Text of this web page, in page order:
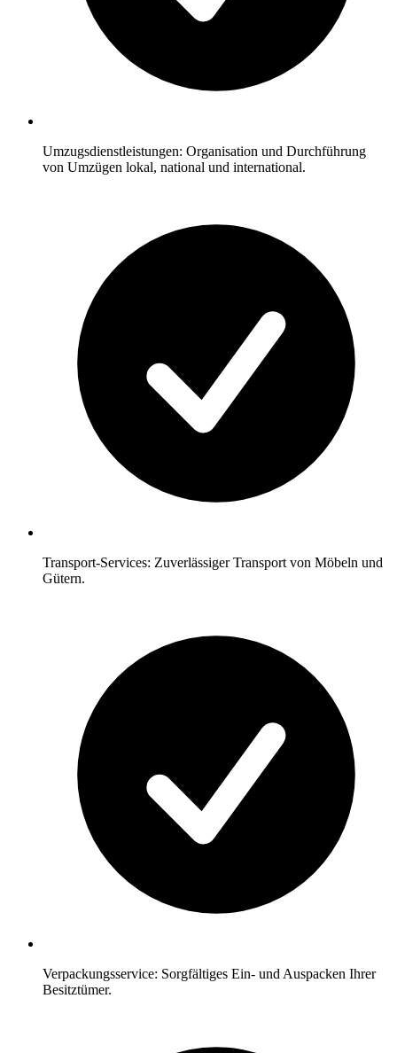
Umzugsdienstleistungen: Organisation und Durchführung
von Umzügen lokal, national und international.
Transport-Services: Zuverlässiger Transport von Möbeln und
Gütern.
Verpackungsservice: Sorgfältiges Ein- und Auspacken Ihrer
Besitztümer.